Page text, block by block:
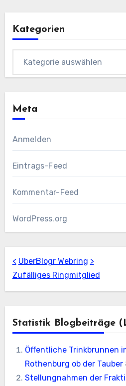
Kategorien
Meta
Anmelden
Eintrags-Feed
Kommentar-Feed
WordPress.org
< UberBlogr Webring >
Zufälliges Ringmitglied
Statistik Blogbeiträge
Öffentliche Trinkbrunnen
Rothenburg ob der Tauber
Stellungnahmen der